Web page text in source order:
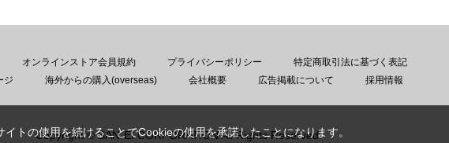
オンラインストア会員規約 プライバシーポリシー
特定商取引法に基づく表記
ジ
海外からの購入(overseas) 会社概要 広告掲載について 採用情報
Copyright © SAN-EI CORPORATION All Rights Reserved.
トの使用を続けることでCookieの使用を承諾したことになります。